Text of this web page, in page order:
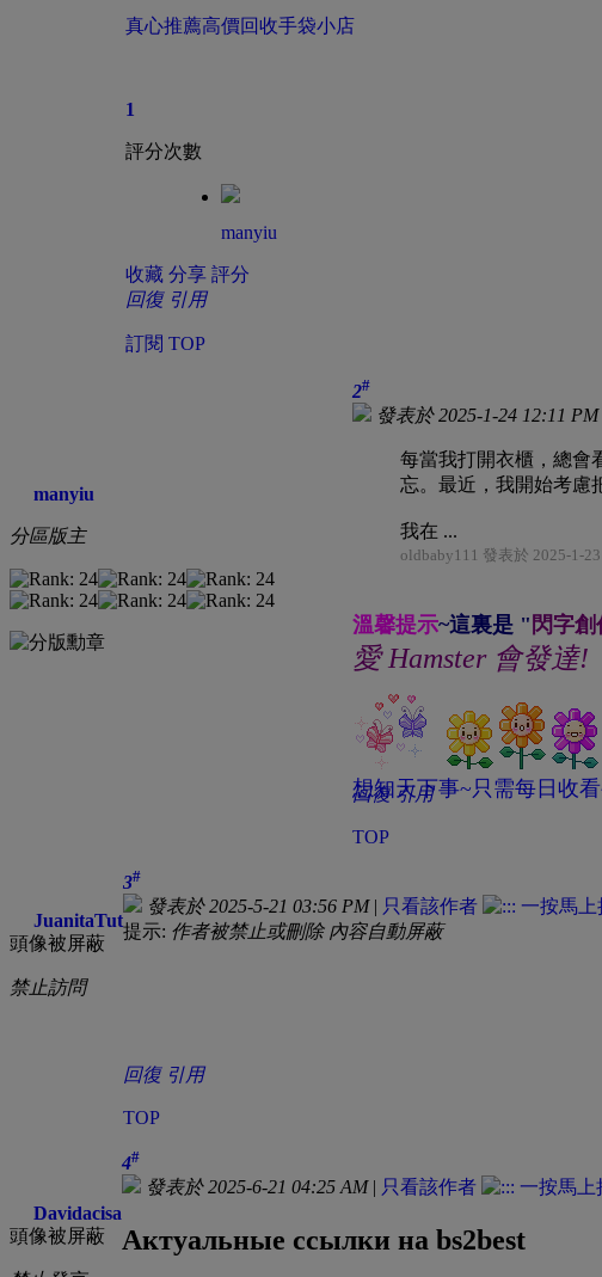
真心推薦高價回收手袋小店
1
評分次數
manyiu
收藏 分享 評分
回復 引用
訂閱 TOP
manyiu
分區版主
2#
發表於 2025-1-24 12:11 PM
每當我打開衣櫃，總會
忘。最近，我開始考慮
我在 ...
oldbaby111 發表於 2025-1-
溫馨提示~這裏是 " 閃字創
愛 Hamster 會發達!
想知天下事~只需每日收
回復 引用
TOP
JuanitaTut
頭像被屏蔽
禁止訪問
3#
發表於 2025-5-21 03:56 PM| 只看該作者
提示: 作者被禁止或刪除 內容自動屏蔽
回復 引用
TOP
Davidacisa
頭像被屏蔽
4#
發表於 2025-6-21 04:25 AM| 只看該作者
Актуальные ссылки на bs2best